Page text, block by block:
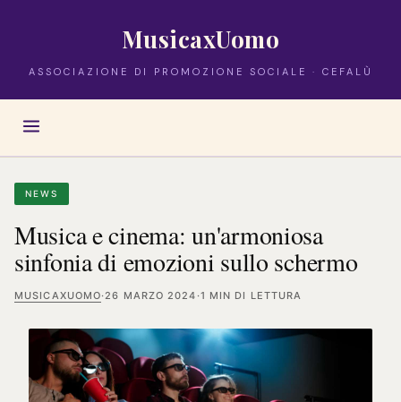
MusicaxUomo
ASSOCIAZIONE DI PROMOZIONE SOCIALE · CEFALÙ
NEWS
Musica e cinema: un'armoniosa
sinfonia di emozioni sullo schermo
MUSICAXUOMO·26 MARZO 2024 ·1 MIN DI LETTURA